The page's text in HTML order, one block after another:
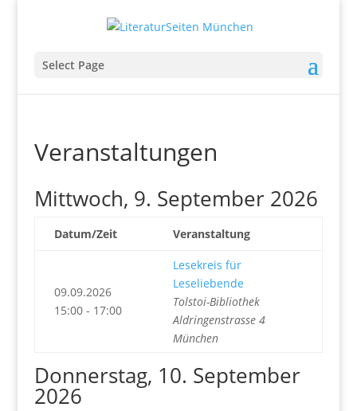
Select Page
Veranstaltungen
Mittwoch, 9. September 2026
Datum/Zeit Veranstaltung
09.09.2026
15:00 - 17:00
Lesekreis für
Leseliebende
Tolstoi-Bibliothek
Aldringenstrasse 4
München
Donnerstag, 10. September
2026